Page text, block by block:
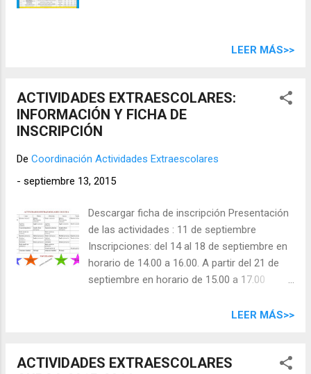
LEER MÁS>>
ACTIVIDADES EXTRAESCOLARES:
INFORMACIÓN Y FICHA DE
INSCRIPCIÓN
De Coordinación Actividades Extraescolares
- septiembre 13, 2015
Descargar ficha de inscripción Presentación
de las actividades : 11 de septiembre
Inscripciones: del 14 al 18 de septiembre en
horario de 14.00 a 16.00. A partir del 21 de
septiembre en horario de 15.00 a 17.00
colegio en ese horario. Las fichas de
Comienzo de las actividades : 1 de octubre
LEER MÁS>>
ACTIVIDADES EXTRAESCOLARES